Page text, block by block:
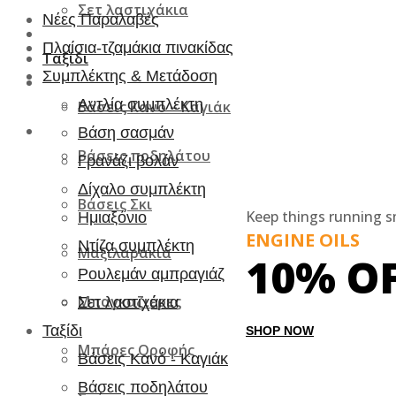
Σετ λαστιχάκια
Ταξίδι
Βάσεις Κανό – Καγιάκ
Βάσεις ποδηλάτου
Βάσεις Σκι
Μαξιλαράκια
Μπαγκαζιέρες
Μπάρες Οροφής
Keep things running
ENGINE OILS
10%
SHOP NOW
Νέες Παραλαβές
Πλαίσια-τζαμάκια πινακίδας
Συμπλέκτης & Μετάδοση
Αντλία συμπλέκτη
Βάση σασμάν
Γρανάζι βολάν
Δίχαλο συμπλέκτη
Ημιαξόνιο
Ντίζα συμπλέκτη
Ρουλεμάν αμπραγιάζ
Σετ λαστιχάκια
Ταξίδι
Βάσεις Κανό - Καγιάκ
Βάσεις ποδηλάτου